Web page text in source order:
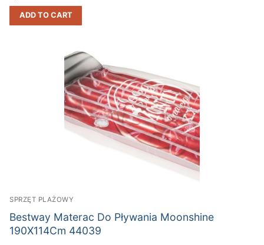
ADD TO CART
SPRZĘT PLAŻOWY
Bestway Materac Do Pływania Moonshine
190X114Cm 44039